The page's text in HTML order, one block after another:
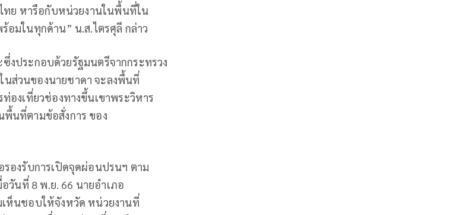
ทย หารือกับหน่วยงานในพื้นที่ใน
อมในทุกด้าน” น.ส.ไตรศุลี กล่าว
งประกอบด้วยรัฐมนตรีจากกระทรวง
นส่วนของนายชาดา จะลงพื้นที่
งเที่ยวช่องทางขึ้นเขาพระวิหาร
นที่ตามข้อสั่งการ ของ
องรับการเปิดจุดผ่อนปรนฯ ตาม
วันที่ 8 พ.ย. 66 นายอำเภอ
ห็นชอบให้จังหวัด หน่วยงานที่